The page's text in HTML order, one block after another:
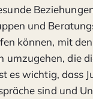
und
können, mit den
umzugehen, die
es wichtig, dass
sind und